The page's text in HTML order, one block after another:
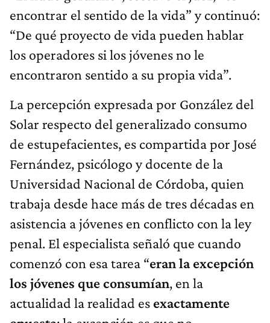
encontrar el sentido de la vida” y continuó:
“De qué proyecto de vida pueden hablar
los operadores si los jóvenes no le
encontraron sentido a su propia vida”.
La percepción expresada por González del
Solar respecto del generalizado consumo
de estupefacientes, es compartida por José
Fernández, psicólogo y docente de la
Universidad Nacional de Córdoba, quien
trabaja desde hace más de tres décadas en
asistencia a jóvenes en conflicto con la ley
penal. El especialista señaló que cuando
comenzó con esa tarea “eran la excepción
los jóvenes que consumían, en la
actualidad la realidad es exactamente